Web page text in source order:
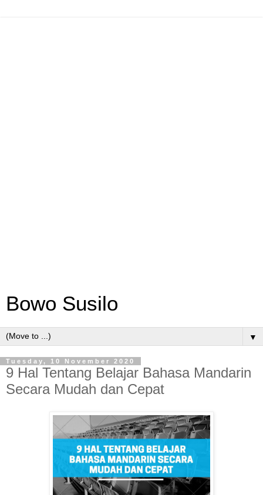
Bowo Susilo
▼
Tuesday, 10 November 2020
9 Hal Tentang Belajar Bahasa Mandarin
Secara Mudah dan Cepat